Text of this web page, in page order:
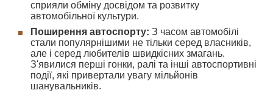
сприяли обміну досвідом та розвитку
автомобільної культури.
Поширення автоспорту: З часом автомобілі
стали популярнішими не тільки серед власників,
але і серед любителів швидкісних змагань.
З'явилися перші гонки, ралі та інші автоспортивні
події, які привертали увагу мільйонів
шанувальників.